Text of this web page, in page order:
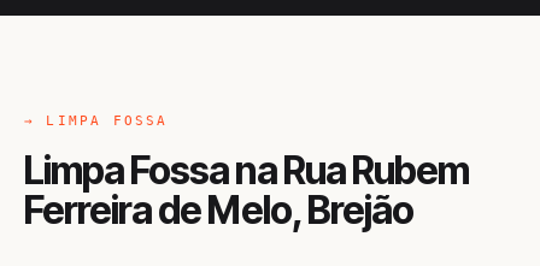
→ LIMPA FOSSA
Limpa Fossa na Rua Rubem
Ferreira de Melo, Brejão